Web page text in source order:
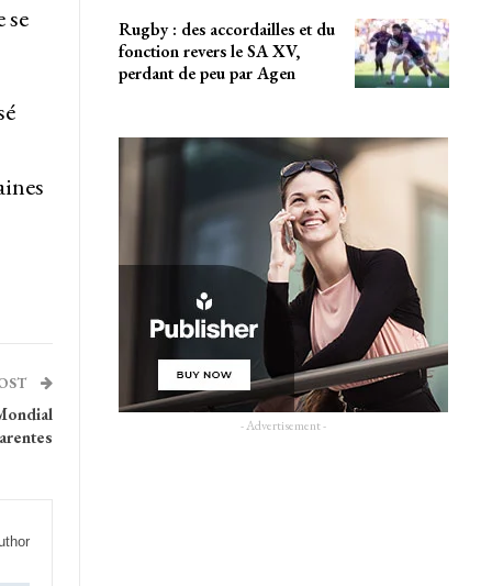
se
Rugby : des accordailles et du
fonction revers le SA XV,
perdant de peu par Agen
- Advertisement -